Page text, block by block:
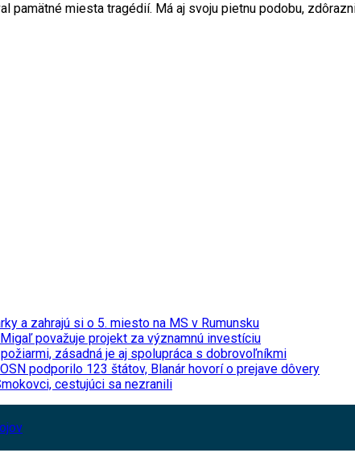
pamätné miesta tragédií. Má aj svoju pietnu podobu,
a zahrajú si o 5. miesto na MS v Rumunsku
považuje projekt za významnú investíciu
zásadná je aj spolupráca s dobrovoľníkmi
podporilo 123 štátov, Blanár hovorí o prejave dôvery
cestujúci sa nezranili